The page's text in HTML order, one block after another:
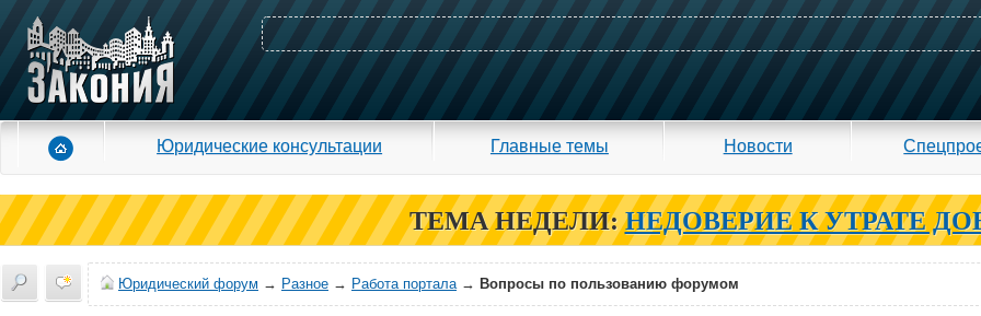
Юридические консультации Главные темы Новости
ТЕМА НЕДЕЛИ: НЕДОВЕРИЕ К УТРАТЕ
Юридический форум → Разное → Работа портала→ Вопросы по пользованию форумом